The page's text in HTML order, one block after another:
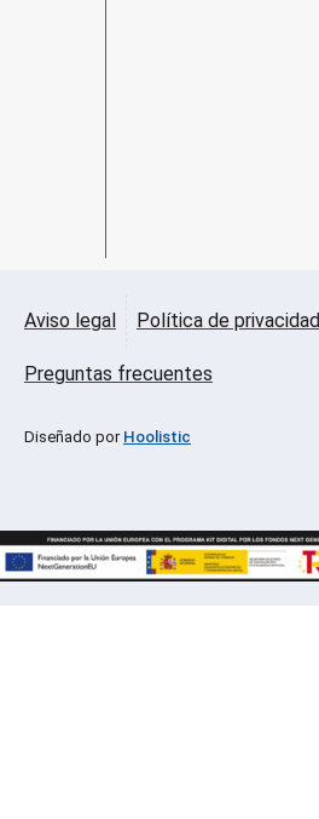
Aviso legal Política de privacidad
Preguntas frecuentes
Diseñado por Hoolistic